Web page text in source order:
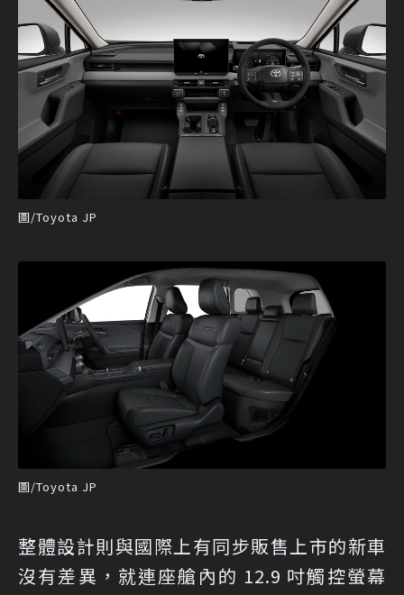
圖/Toyota JP
圖/Toyota JP
整體設計則與國際上有同步販售上市的新車
沒有差異，就連座艙內的 12.9 吋觸控螢幕